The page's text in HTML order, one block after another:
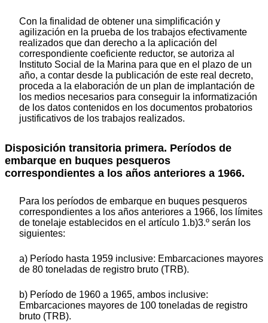
Con la finalidad de obtener una simplificación y
agilización en la prueba de los trabajos efectivamente
realizados que dan derecho a la aplicación del
correspondiente coeficiente reductor, se autoriza al
Instituto Social de la Marina para que en el plazo de un
año, a contar desde la publicación de este real decreto,
proceda a la elaboración de un plan de implantación de
los medios necesarios para conseguir la informatización
de los datos contenidos en los documentos probatorios
justificativos de los trabajos realizados.
Disposición transitoria primera. Períodos de
embarque en buques pesqueros
correspondientes a los años anteriores a 1966.
Para los períodos de embarque en buques pesqueros
correspondientes a los años anteriores a 1966, los límites
de tonelaje establecidos en el artículo 1.b)3.º serán los
siguientes:
a) Período hasta 1959 inclusive: Embarcaciones mayores
de 80 toneladas de registro bruto (TRB).
b) Período de 1960 a 1965, ambos inclusive:
Embarcaciones mayores de 100 toneladas de registro
bruto (TRB).